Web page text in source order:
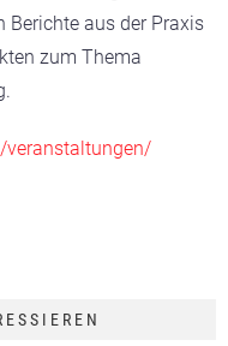
Berichte aus der Praxis
zum Thema
veranstaltungen/